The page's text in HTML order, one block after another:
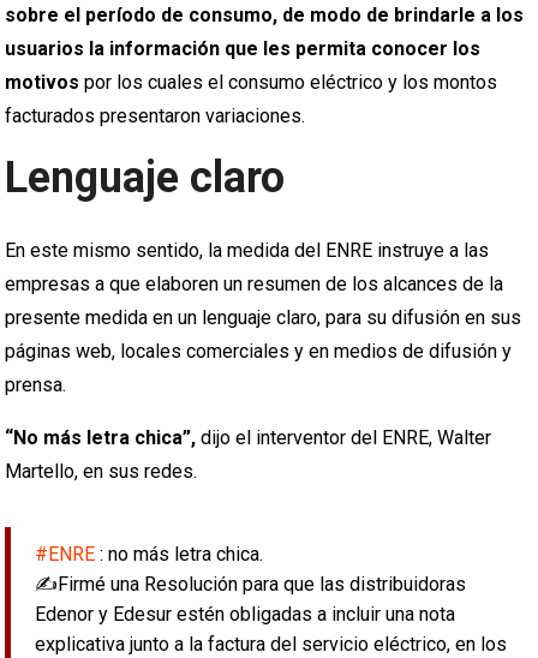
sobre el período de consumo, de modo de brindarle a los
usuarios la información que les permita conocer los
motivos por los cuales el consumo eléctrico y los montos
facturados presentaron variaciones.
Lenguaje claro
En este mismo sentido, la medida del ENRE instruye a las
empresas a que elaboren un resumen de los alcances de la
presente medida en un lenguaje claro, para su difusión en sus
páginas web, locales comerciales y en medios de difusión y
prensa.
“No más letra chica”, dijo el interventor del ENRE, Walter
Martello, en sus redes.
#ENRE : no más letra chica.
✍️Firmé una Resolución para que las distribuidoras
Edenor y Edesur estén obligadas a incluir una nota
explicativa junto a la factura del servicio eléctrico, en los